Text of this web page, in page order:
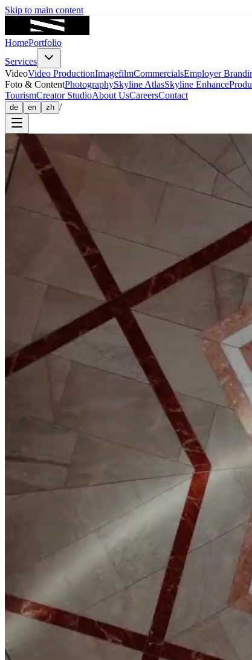
Skip to main content
HomePortfolio
Services
VideoVideo ProductionImagefilmCommercialsEmployer
Foto & ContentPhotographySkyline AtlasSkyline Enhance
TourismCreator StudioAbout UsCareersContact
de en zh /